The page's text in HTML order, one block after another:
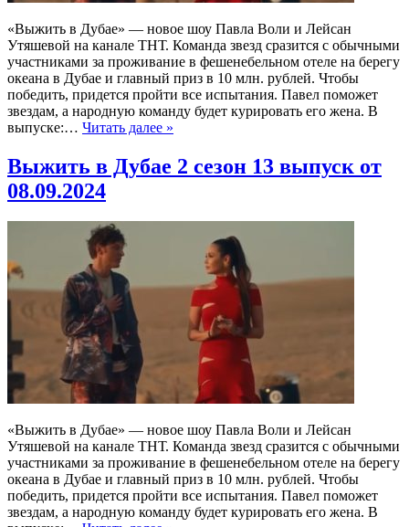
«Выжить в Дубае» — новое шоу Павла Воли и Лейсан
Утяшевой на канале ТНТ. Команда звезд сразится с обычными
участниками за проживание в фешенебельном отеле на берегу
океана в Дубае и главный приз в 10 млн. рублей. Чтобы
победить, придется пройти все испытания. Павел поможет
звездам, а народную команду будет курировать его жена. В
выпуске:… Читать далее »
Выжить в Дубае 2 сезон 13 выпуск от
08.09.2024
«Выжить в Дубае» — новое шоу Павла Воли и Лейсан
Утяшевой на канале ТНТ. Команда звезд сразится с обычными
участниками за проживание в фешенебельном отеле на берегу
океана в Дубае и главный приз в 10 млн. рублей. Чтобы
победить, придется пройти все испытания. Павел поможет
звездам, а народную команду будет курировать его жена. В